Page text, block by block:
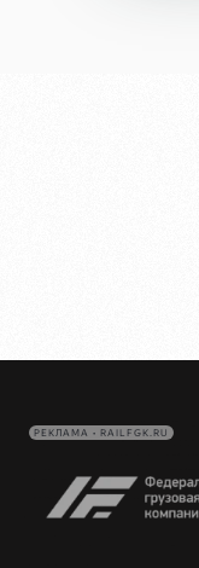
РЕКЛАМА • RAILFGK.RU